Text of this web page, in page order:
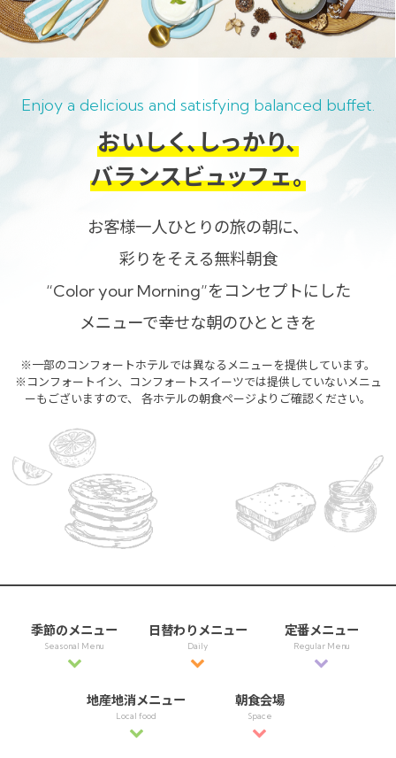
Enjoy a delicious and satisfying balanced buffet.
おいしく、しっかり、
バランスビュッフェ。
お客様一人ひとりの旅の朝に、
彩りをそえる無料朝食
“Color your Morning”をコンセプトにした
メニューで幸せな朝のひとときを
※一部のコンフォートホテルでは異なるメニューを提供しています。
※コンフォートイン、コンフォートスイーツでは提供していないメニュ
ーもございますので、
各ホテルの朝食ページよりご確認ください。
季節のメニュー
Seasonal Menu
日替わりメニュー
Daily
定番メニュー
Regular Menu
地産地消メニュー
Local food
朝食会場
Space